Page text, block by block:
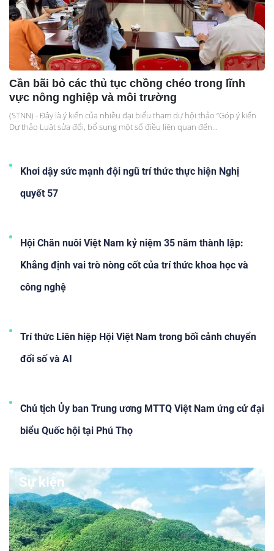
Cần bãi bỏ các thủ tục chồng chéo trong lĩnh
vực nông nghiệp và môi trường
(STNN) - Đây là ý kiến của nhiều đại biểu tham dự hội thảo “Góp ý kiến
Dự thảo Luật sửa đổi, bổ sung một số điều liên quan đến...
Khơi dậy sức mạnh đội ngũ trí thức thực hiện Nghị
quyết 57
Hội Chăn nuôi Việt Nam kỷ niệm 35 năm thành lập:
Khẳng định vai trò nòng cốt của trí thức khoa học và
công nghệ
Trí thức Liên hiệp Hội Việt Nam trong bối cảnh chuyển
đổi số và AI
Chủ tịch Ủy ban Trung ương MTTQ Việt Nam ứng cử đại
biểu Quốc hội tại Phú Thọ
Sự kiện